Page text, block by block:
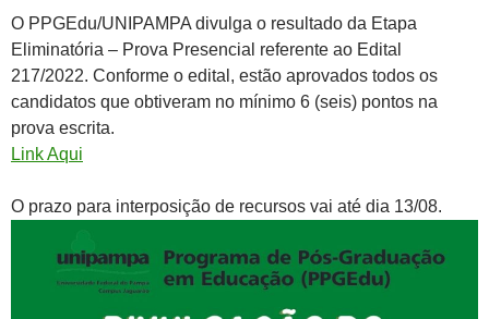
O PPGEdu/UNIPAMPA divulga o resultado da Etapa
Eliminatória – Prova Presencial referente ao Edital
217/2022. Conforme o edital, estão aprovados todos os
candidatos que obtiveram no mínimo 6 (seis) pontos na
prova escrita.
Link Aqui
O prazo para interposição de recursos vai até dia 13/08.